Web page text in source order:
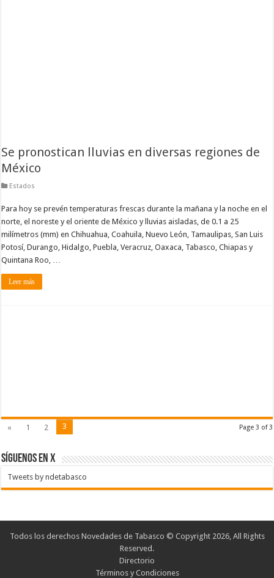
Se pronostican lluvias en diversas regiones de
México
Estados
Para hoy se prevén temperaturas frescas durante la mañana y la noche en el
norte, el noreste y el oriente de México y lluvias aisladas, de 0.1 a 25
milímetros (mm) en Chihuahua, Coahuila, Nuevo León, Tamaulipas, San Luis
Potosí, Durango, Hidalgo, Puebla, Veracruz, Oaxaca, Tabasco, Chiapas y
Quintana Roo, …
Leer más
Page 3 of 3
« 1 2 3
SÍGUENOS EN X
Tweets by ndetabasco
Todos los derechos Novedades de Tabasco © Copyright 2026, All Rights
Reserved.
Directorio
Términos y Condiciones